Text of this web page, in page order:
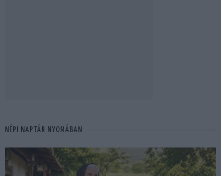
NÉPI NAPTÁR NYOMÁBAN